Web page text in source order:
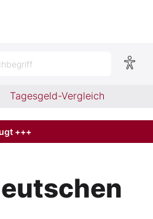
Tagesgeld-Vergleich
+++